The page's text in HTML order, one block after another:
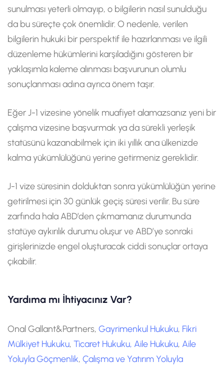
sunulması yeterli olmayıp, o bilgilerin nasıl sunulduğu
da bu süreçte çok önemlidir. O nedenle, verilen
bilgilerin hukuki bir perspektif ile hazırlanması ve ilgili
düzenleme hükümlerini karşıladığını gösteren bir
yaklaşımla kaleme alınması başvurunun olumlu
sonuçlanması adına ayrıca önem taşır.
Eğer J-1 vizesine yönelik muafiyet alamazsanız yeni bir
çalışma vizesine başvurmak ya da sürekli yerleşik
statüsünü kazanabilmek için iki yıllık ana ülkenizde
kalma yükümlülüğünü yerine getirmeniz gereklidir.
J-1 vize süresinin dolduktan sonra yükümlülüğün yerine
getirilmesi için 30 günlük geçiş süresi verilir. Bu süre
zarfında hala ABD’den çıkmamanız durumunda
statüye aykırılık durumu oluşur ve ABD’ye sonraki
girişlerinizde engel oluşturacak ciddi sonuçlar ortaya
çıkabilir.
Yardıma mı İhtiyacınız Var?
Onal Gallant&Partners, Gayrimenkul Hukuku, Fikri
Mülkiyet Hukuku, Ticaret Hukuku, Aile Hukuku, Aile
Yoluyla Göçmenlik, Çalışma ve Yatırım Yoluyla